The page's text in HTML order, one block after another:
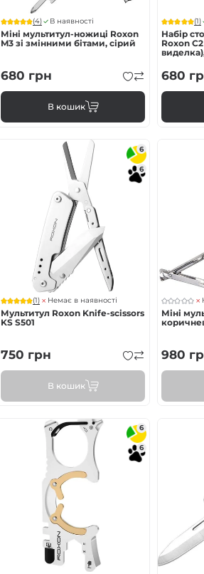
(4) В наявності
Міні мультитул-ножиці Roxon
M3 зі змінними бітами, сірий
680 грн
В кошик
(1)
Набір
Roxon
680
6
6
(1) Немає в наявності
Мультитул Roxon Knife-scissors
KS S501
750 грн
В кошик
Міні
980
6
6